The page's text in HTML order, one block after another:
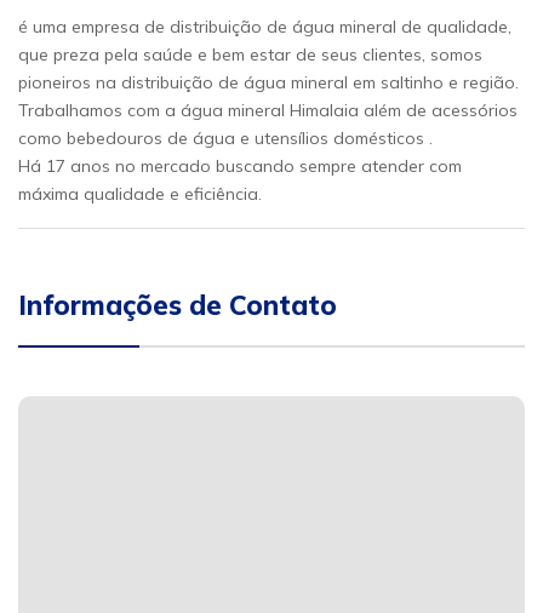
é uma empresa de distribuição de água mineral de qualidade,
que preza pela saúde e bem estar de seus clientes, somos
pioneiros na distribuição de água mineral em saltinho e região.
Trabalhamos com a água mineral Himalaia além de acessórios
como bebedouros de água e utensílios domésticos .
Há 17 anos no mercado buscando sempre atender com
máxima qualidade e eficiência.
Informações de Contato